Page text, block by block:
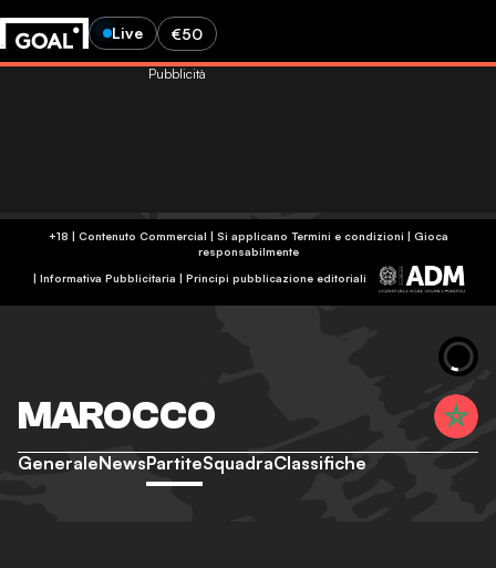
Live €50
+18 | Contenuto Commercial | Si applicano Termini e condizioni | Gioca
responsabilmente
| Informativa Pubblicitaria | Principi pubblicazione editoriali
Pubblicità
MAROCCO
GeneraleNewsPartiteSquadraClassifiche